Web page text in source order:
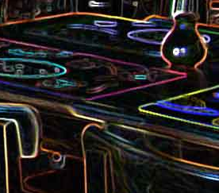
au Quesadillas à la mexicaine